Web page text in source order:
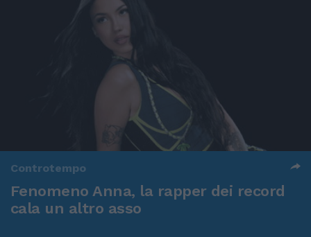
Controtempo
Fenomeno Anna, la rapper dei record
cala un altro asso